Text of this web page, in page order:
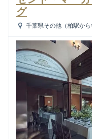
グ
千葉県その他（柏駅から